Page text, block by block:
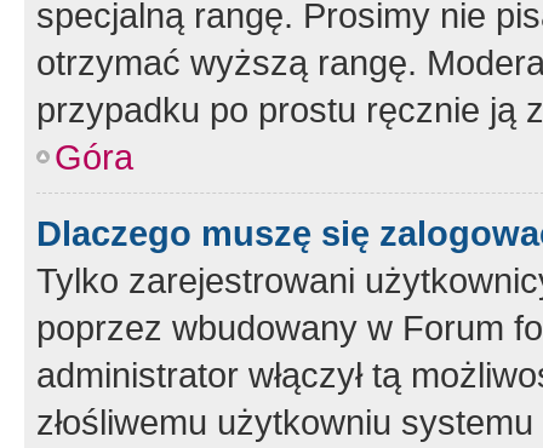
specjalną rangę. Prosimy nie
otrzymać wyższą rangę.
przypadku po prostu ręcznie ją
Góra
Dlaczego muszę się
Tylko zarejestrowani
poprzez wbudowany w Forum
administrator włączył tą
złośliwemu użytkowniu